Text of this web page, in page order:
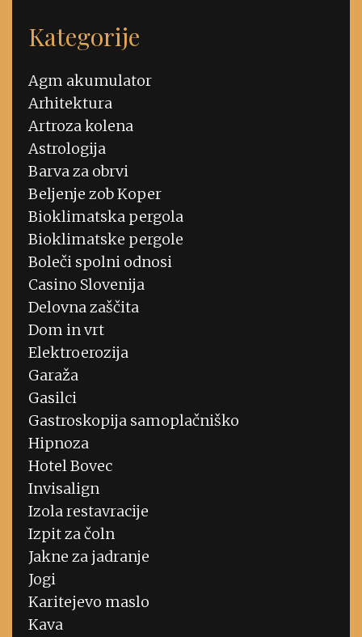
Kategorije
Agm akumulator
Arhitektura
Artroza kolena
Astrologija
Barva za obrvi
Beljenje zob Koper
Bioklimatska pergola
Bioklimatske pergole
Boleči spolni odnosi
Casino Slovenija
Delovna zaščita
Dom in vrt
Elektroerozija
Garaža
Gasilci
Gastroskopija samoplačniško
Hipnoza
Hotel Bovec
Invisalign
Izola restavracije
Izpit za čoln
Jakne za jadranje
Jogi
Karitejevo maslo
Kava